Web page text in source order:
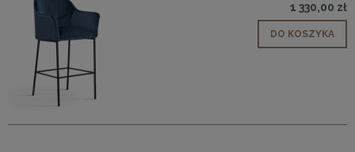
1 330,00 zł
DO KOSZYKA